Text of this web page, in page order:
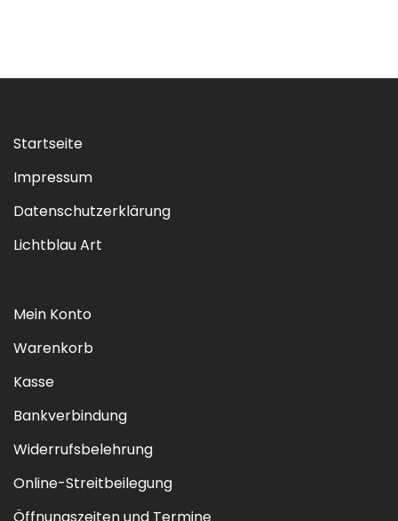
Startseite
Impressum
Datenschutzerklärung
Lichtblau Art
Mein Konto
Warenkorb
Kasse
Bankverbindung
Widerrufsbelehrung
Online-Streitbeilegung